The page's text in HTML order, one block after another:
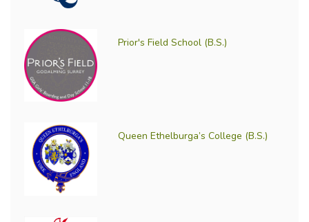
Prior's Field School (B.S.)
Queen Ethelburga’s College (B.S.)